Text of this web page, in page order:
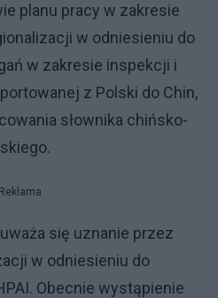
planu pracy w zakresie
w odniesieniu do
w zakresie inspekcji i
z Polski do Chin,
słownika chińsko-
Reklama
się uznanie przez
w odniesieniu do
Obecnie wystąpienie